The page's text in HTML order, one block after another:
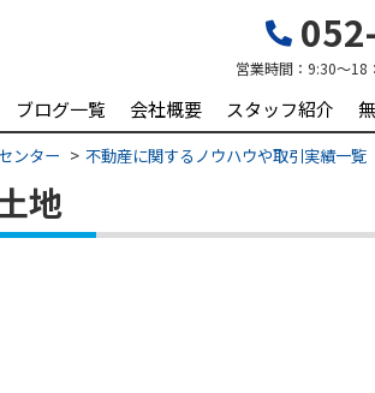
営業時間： 9:30～18
ブログ一覧 会社概要 スタッフ紹介
ンター 不動産に関するノウハウや取引実績一覧
地